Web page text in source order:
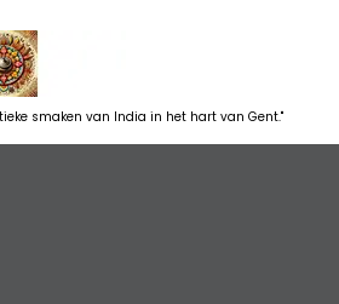
smaken van India in het hart van Gent."